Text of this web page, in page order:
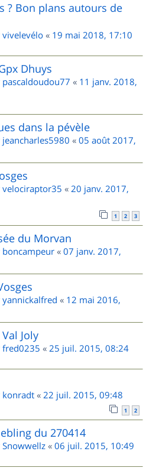
? Bon plans autours de
vivelevélo « 19 mai 2018, 17:10
Dhuys
pascaldoudou77 « 11 janv. 2018,
dans la pévèle
jeancharles5980 « 05 août 2017,
velociraptor35 « 20 janv. 2017,
1 2 3
du Morvan
boncampeur « 07 janv. 2017,
yannickalfred « 12 mai 2016,
Joly
fred0235 « 25 juil. 2015, 08:24
konradt « 22 juil. 2015, 09:48
1 2
du 270414
Snowwellz « 06 juil. 2015, 10:49